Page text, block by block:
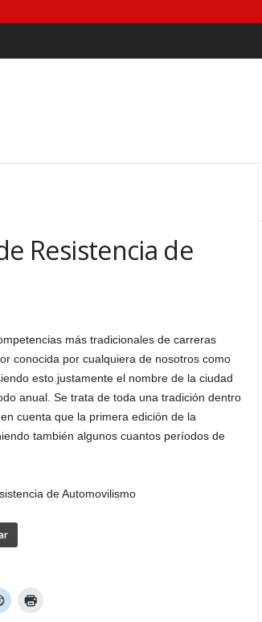
Resistencia de
más tradicionales de carreras
conocida por cualquiera de nosotros como
esto justamente el nombre de la ciudad
anual. Se trata de toda una tradición dentro
cuenta que la primera edición de la
también algunos cuantos períodos de